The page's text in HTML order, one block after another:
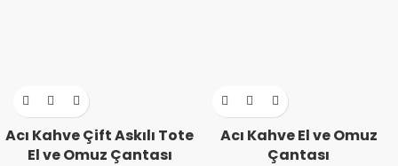
Acı Kahve Çift Askılı Tote
El ve Omuz Çantası
Acı Kahve El ve Omuz
Çantası